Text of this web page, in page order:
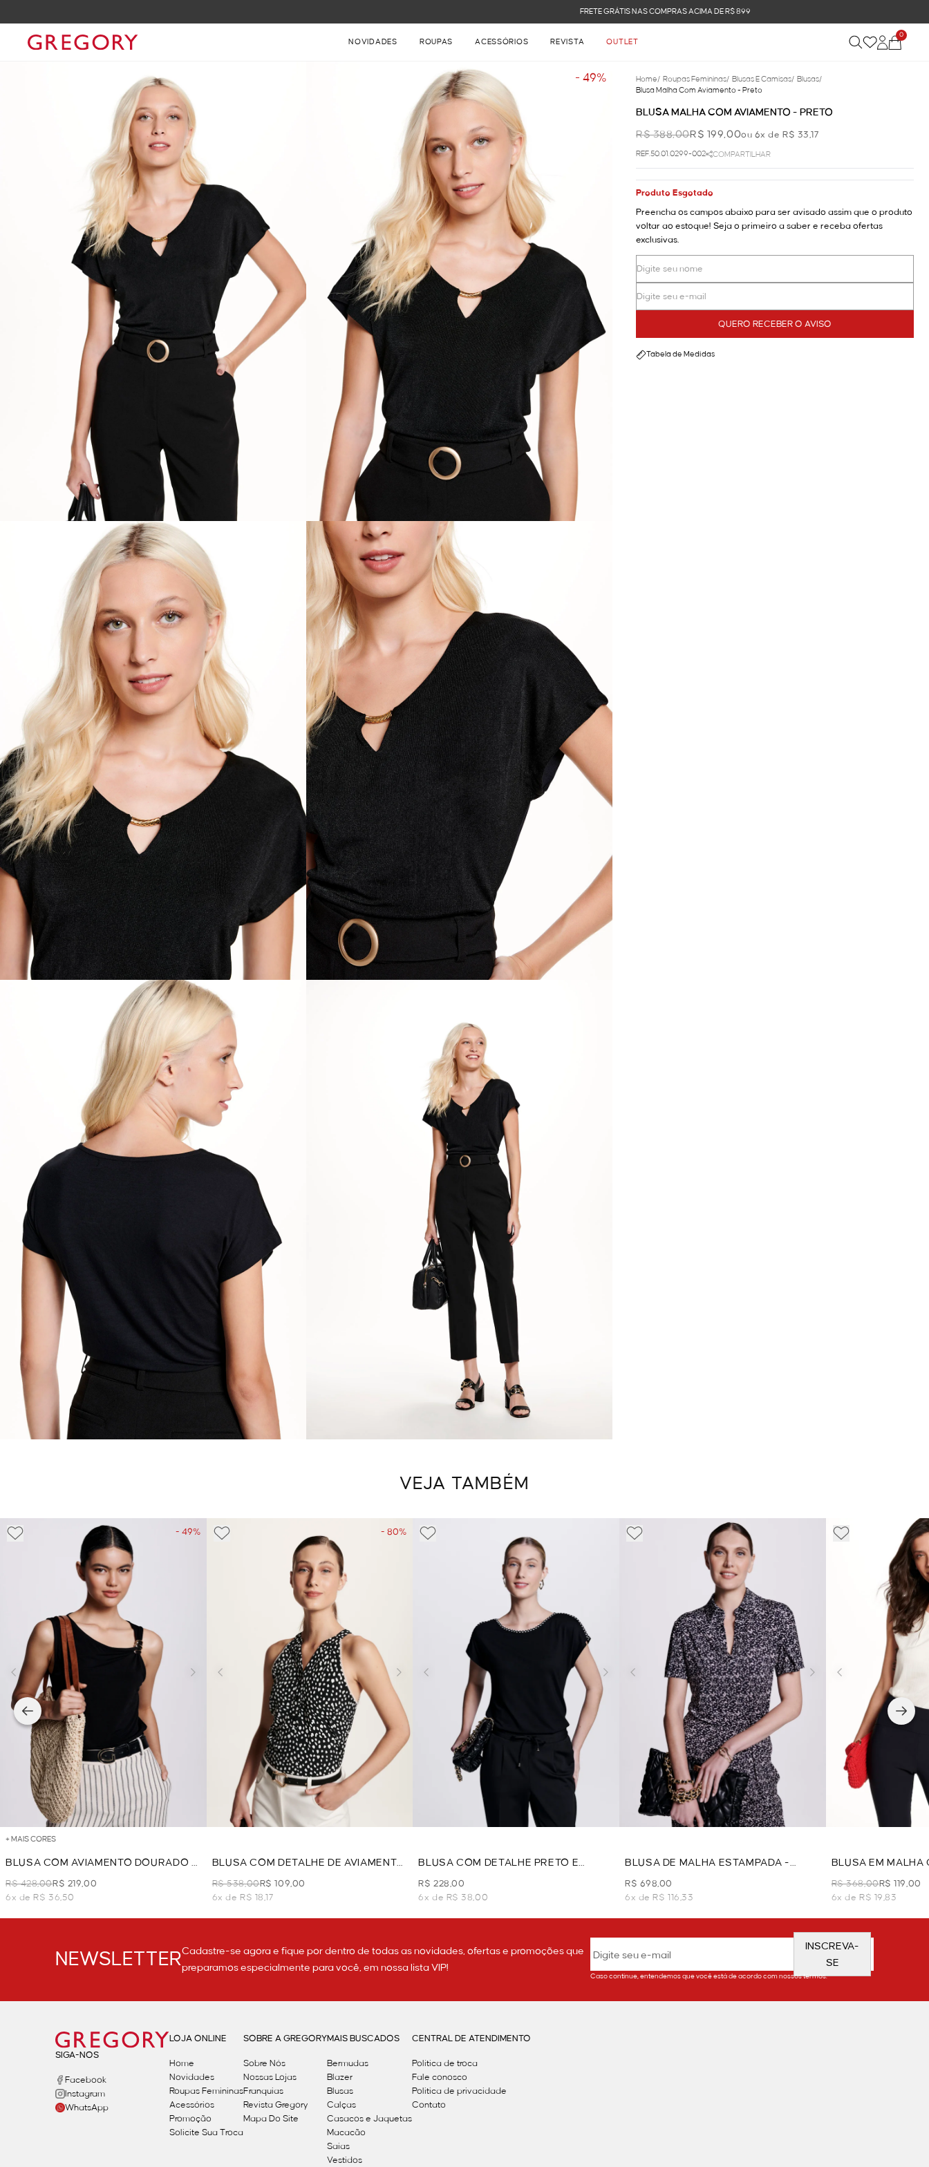
NOVIDADES ROUPAS ACESSÓRIOS REVISTA OUTLET
0
- 49% Home/ Roupas Femininas/ Blusas E Camisas/ Blusas/
Blusa Malha Com Aviamento - Preto
BLUSA MALHA COM AVIAMENTO - PRETO
R$ 388,00R$ 199,00ou 6x de R$ 33,17
REF.50.01.0299-002 COMPARTILHAR
Produto Esgotado
Preencha os campos abaixo para ser avisado assim que o produto
voltar ao estoque! Seja o primeiro a saber e receba ofertas
exclusivas.
QUERO RECEBER O AVISO
Tabela de Medidas
VEJA TAMBÉM
- 49%
+ MAIS CORES
BLUSA COM AVIAMENTO DOURADO -
PRETO
R$ 428,00R$ 219,00
6x de R$ 36,50
- 80%
BLUSA COM DETALHE DE AVIAMENTO
- PRETO
R$ 538,00R$ 109,00
6x de R$ 18,17
BLUSA COM DETALHE PRETO E
BRANCO - PRETO
R$ 228,00
6x de R$ 38,00
BLUSA DE MALHA ESTAMPADA -
PRETO
R$ 698,00
6x de R$ 116,33
BLUSA EM MALHA
OFF WHITE
R$ 368,00R$ 119,00
6x de R$ 19,83
NEWSLETTERCadastre-se agora e fique por dentro de todas as novidades, ofertas e promoções que
preparamos especialmente para você, em nossa lista VIP!
INSCREVA-
SE
Caso continue, entendemos que você está de acordo com nossos termos.
SIGA-NOS
Facebook
Instagram
WhatsApp
LOJA ONLINE
Home
Novidades
Roupas Femininas
Acessórios
Promoção
Solicite Sua Troca
SOBRE A GREGORY
Sobre Nós
Nossas Lojas
Franquias
Revista Gregory
Mapa Do Site
MAIS BUSCADOS
Bermudas
Blazer
Blusas
Calças
Casacos e Jaquetas
Macacão
Saias
Vestidos
CENTRAL DE ATENDIMENTO
Política de troca
Fale conosco
Politica de privacidade
Contato